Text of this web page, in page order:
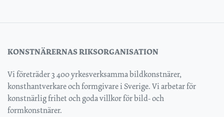
KONSTNÄRERNAS RIKSORGANISATION
Vi företräder 3 400 yrkesverksamma bildkonstnärer,
konsthantverkare och formgivare i Sverige. Vi arbetar för
konstnärlig frihet och goda villkor för bild- och
formkonstnärer.